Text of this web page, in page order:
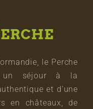
le Perche
un séjour à la
et d’une
en châteaux, de